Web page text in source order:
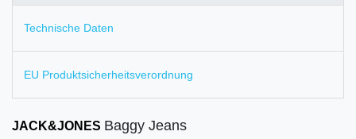
Technische Daten
EU Produktsicherheitsverordnung
JACK&JONES Baggy Jeans